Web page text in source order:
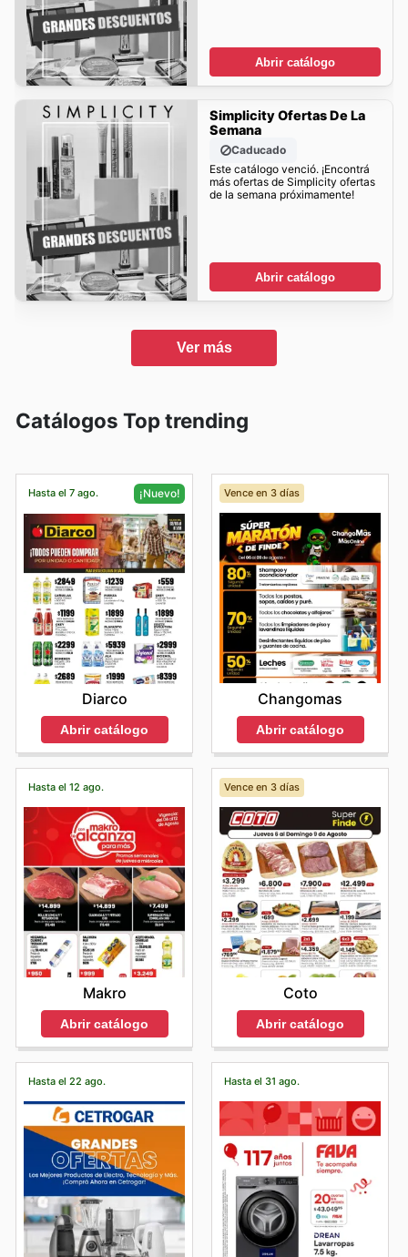
Abrir catálogo
Simplicity Ofertas De La
Semana
Caducado
Este catálogo venció. ¡Encontrá
más ofertas de Simplicity ofertas
de la semana próximamente!
Abrir catálogo
Ver más
Catálogos Top trending
Hasta el 7 ago. ¡Nuevo!
Diarco
Abrir catálogo
Vence en 3 días
Changomas
Abrir catálogo
Hasta el 12 ago.
Makro
Abrir catálogo
Vence en 3 días
Coto
Abrir catálogo
Hasta el 22 ago. Hasta el 31 ago.